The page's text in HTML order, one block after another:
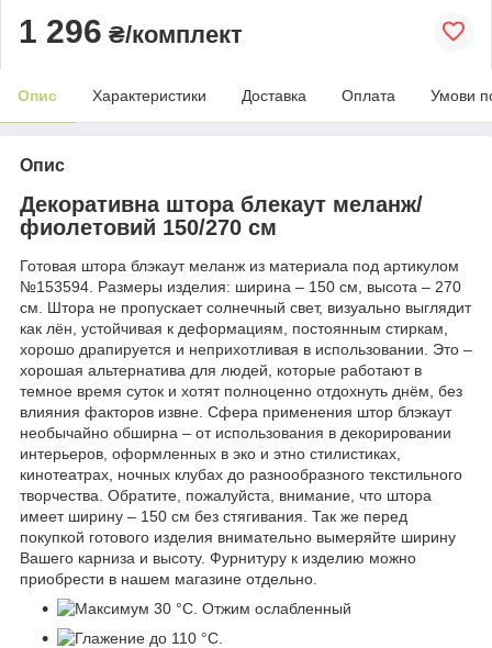
1 296 ₴/комплект
Опис Характеристики Доставка Оплата Умови
Опис
Декоративна штора блекаут меланж/
фиолетовий 150/270 см
Готовая штора блэкаут меланж из материала под артикулом
№153594. Размеры изделия: ширина – 150 см, высота – 270
см. Штора не пропускает солнечный свет, визуально выглядит
как лён, устойчивая к деформациям, постоянным стиркам,
хорошо драпируется и неприхотливая в использовании. Это –
хорошая альтернатива для людей, которые работают в
темное время суток и хотят полноценно отдохнуть днём, без
влияния факторов извне. Сфера применения штор блэкаут
необычайно обширна – от использования в декорировании
интерьеров, оформленных в эко и этно стилистиках,
кинотеатрах, ночных клубах до разнообразного текстильного
творчества. Обратите, пожалуйста, внимание, что штора
имеет ширину – 150 см без стягивания. Так же перед
покупкой готового изделия внимательно вымеряйте ширину
Вашего карниза и высоту. Фурнитуру к изделию можно
приобрести в нашем магазине отдельно.